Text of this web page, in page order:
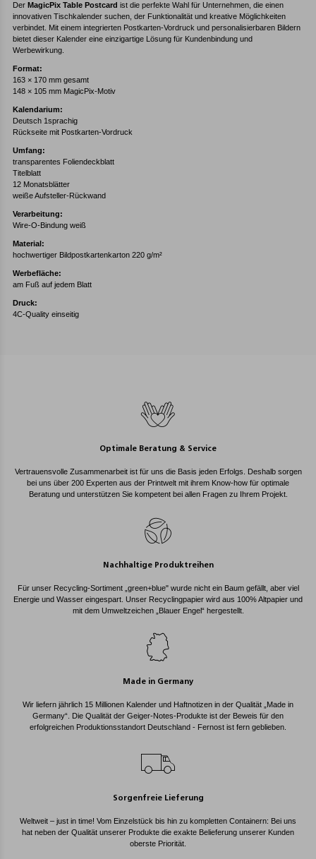
Der MagicPix Table Postcard ist die perfekte Wahl für Unternehmen, die einen
innovativen Tischkalender suchen, der Funktionalität und kreative Möglichkeiten
verbindet. Mit einem integrierten Postkarten-Vordruck und personalisierbaren Bildern
bietet dieser Kalender eine einzigartige Lösung für Kundenbindung und
Werbewirkung.
Format:
163 × 170 mm gesamt
148 × 105 mm MagicPix-Motiv
Kalendarium:
Deutsch 1sprachig
Rückseite mit Postkarten-Vordruck
Umfang:
transparentes Foliendeckblatt
Titelblatt
12 Monatsblätter
weiße Aufsteller-Rückwand
Verarbeitung:
Wire-O-Bindung weiß
Material:
hochwertiger Bildpostkartenkarton 220 g/m²
Werbefläche:
am Fuß auf jedem Blatt
Druck:
4C-Quality einseitig
Optimale Beratung & Service
Vertrauensvolle Zusammenarbeit ist für uns die Basis jeden Erfolgs. Deshalb sorgen
bei uns über 200 Experten aus der Printwelt mit ihrem Know-how für optimale
Beratung und unterstützen Sie kompetent bei allen Fragen zu Ihrem Projekt.
Nachhaltige Produktreihen
Für unser Recycling-Sortiment „green+blue" wurde nicht ein Baum gefällt, aber viel
Energie und Wasser eingespart. Unser Recyclingpapier wird aus 100% Altpapier und
mit dem Umweltzeichen „Blauer Engel“ hergestellt.
Made in Germany
Wir liefern jährlich 15 Millionen Kalender und Haftnotizen in der Qualität „Made in
Germany“. Die Qualität der Geiger-Notes-Produkte ist der Beweis für den
erfolgreichen Produktionsstandort Deutschland - Fernost ist fern geblieben.
Sorgenfreie Lieferung
Weltweit – just in time! Vom Einzelstück bis hin zu kompletten Containern: Bei uns
hat neben der Qualität unserer Produkte die exakte Belieferung unserer Kunden
oberste Priorität.